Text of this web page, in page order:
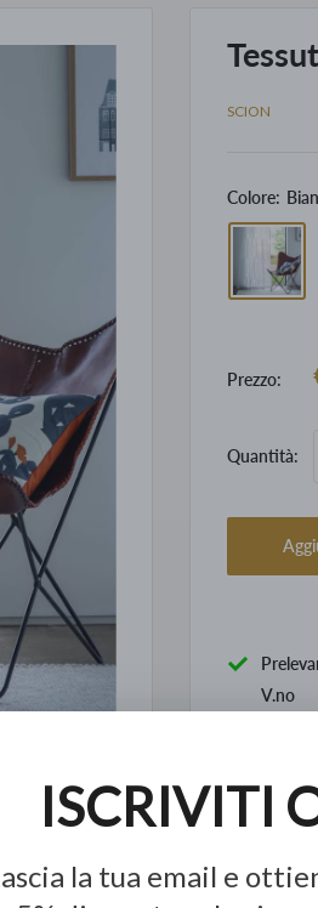
SCION
Colore:
Prezzo:
Quantità:
V.no
Pronto